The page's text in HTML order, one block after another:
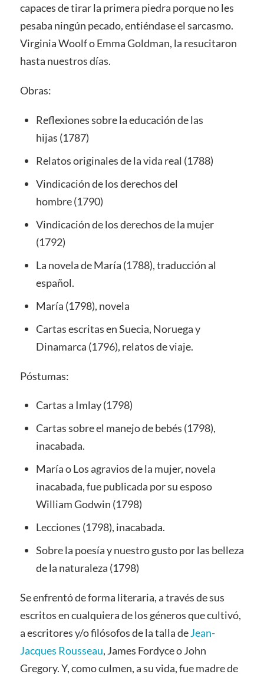
capaces de tirar la primera piedra porque no les
pesaba ningún pecado, entiéndase el sarcasmo.
Virginia Woolf o Emma Goldman, la resucitaron
hasta nuestros días.
Obras:
Reflexiones sobre la educación de las
hijas (1787)
Relatos originales de la vida real (1788)
Vindicación de los derechos del
hombre (1790)
Vindicación de los derechos de la mujer
(1792)
La novela de María (1788), traducción al
español.
María (1798), novela
Cartas escritas en Suecia, Noruega y
Dinamarca (1796), relatos de viaje.
Póstumas:
Cartas a Imlay (1798)
Cartas sobre el manejo de bebés (1798),
inacabada.
María o Los agravios de la mujer, novela
inacabada, fue publicada por su esposo
William Godwin (1798)
Lecciones (1798), inacabada.
Sobre la poesía y nuestro gusto por las belleza
de la naturaleza (1798)
Se enfrentó de forma literaria, a través de sus
escritos en cualquiera de los géneros que cultivó,
a escritores y/o filósofos de la talla deJean-
Jacques Rousseau, James Fordyce o John
Gregory. Y, como culmen, a su vida, fue madre de